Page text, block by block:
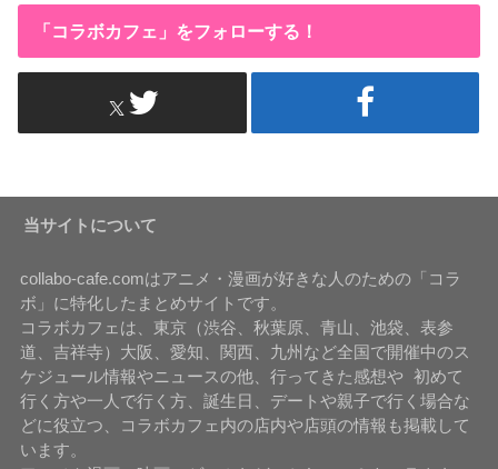
「コラボカフェ」をフォローする！
当サイトについて
collabo-cafe.comはアニメ・漫画が好きな人のための「コラ
ボ」に特化したまとめサイトです。
コラボカフェは、東京（渋谷、秋葉原、青山、池袋、表参
道、吉祥寺）大阪、愛知、関西、九州など全国で開催中のス
ケジュール情報やニュースの他、行ってきた感想や 初めて
行く方や一人で行く方、誕生日、デートや親子で行く場合な
どに役立つ、コラボカフェ内の店内や店頭の情報も掲載して
います。